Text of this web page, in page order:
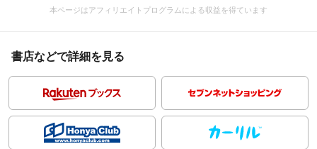
本ページはアフィリエイトプログラムによる収益を得ています
書店などで詳細を見る